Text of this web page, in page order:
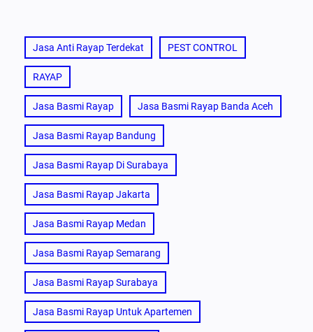
Jasa Anti Rayap Terdekat PEST CONTROL
RAYAP
Jasa Basmi Rayap Jasa Basmi Rayap Banda Aceh
Jasa Basmi Rayap Bandung
Jasa Basmi Rayap Di Surabaya
Jasa Basmi Rayap Jakarta
Jasa Basmi Rayap Medan
Jasa Basmi Rayap Semarang
Jasa Basmi Rayap Surabaya
Jasa Basmi Rayap Untuk Apartemen